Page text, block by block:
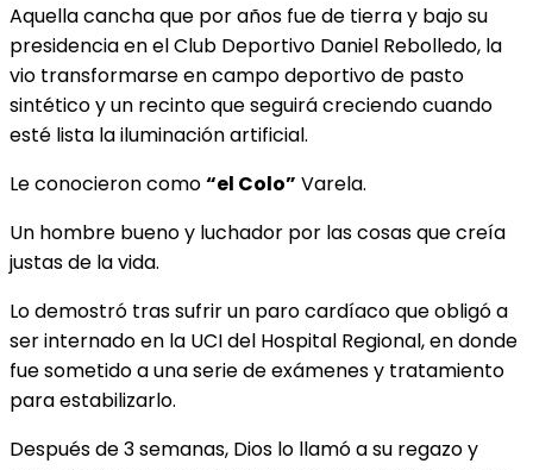
Aquella cancha que por años fue de tierra y bajo su
presidencia en el Club Deportivo Daniel Rebolledo, la
vio transformarse en campo deportivo de pasto
sintético y un recinto que seguirá creciendo cuando
esté lista la iluminación artificial.
Le conocieron como“el Colo” Varela.
Un hombre bueno y luchador por las cosas que creía
justas de la vida.
Lo demostró tras sufrir un paro cardíaco que obligó a
ser internado en la UCI del Hospital Regional, en donde
fue sometido a una serie de exámenes y tratamiento
para estabilizarlo.
Después de 3 semanas, Dios lo llamó a su regazo y